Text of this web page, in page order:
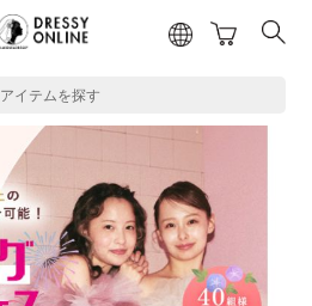
アイテムを探す